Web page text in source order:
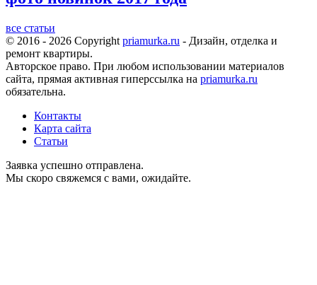
все статьи
© 2016 - 2026 Copyright priamurka.ru - Дизайн, отделка и
ремонт квартиры.
Авторское право. При любом использовании материалов
сайта, прямая активная гиперссылка на priamurka.ru
обязательна.
Контакты
Карта сайта
Статьи
Заявка успешно отправлена.
Мы скоро свяжемся с вами, ожидайте.